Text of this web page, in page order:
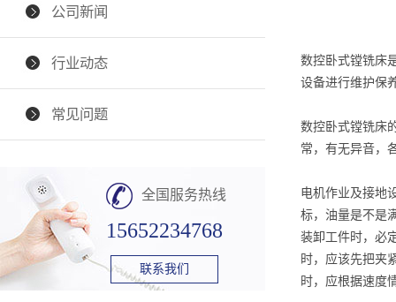
公司新闻
行业动态
常见问题
全国服务热线
15652234768
联系我们
数控卧式镗铣床
设备进行维护保
数控卧式镗铣床
常，有无异音，
电机作业及接地
标，油量是不是
装卸工件时，必
时，应该先把夹
时，应根据速度